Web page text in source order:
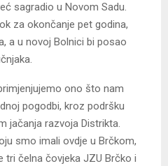
sagradio u Novom Sadu.
za okončanje pet godina,
a u novoj Bolnici bi posao
ono što nam
pogodbi, kroz podršku
jačanja razvoja Distrikta.
smo imali ovdje u Brčkom,
tri čelna čovjeka JZU Brčko i